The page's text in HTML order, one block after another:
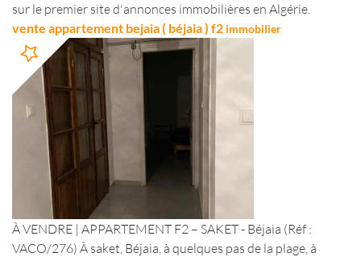
sur le premier site d'annonces immobilières en Algérie.
vente appartement bejaia ( béjaia ) f2 immobilier
À VENDRE | APPARTEMENT F2 – SAKET - Béjaia (Réf :
VACO/276) À saket, Béjaia, à quelques pas de la plage, à